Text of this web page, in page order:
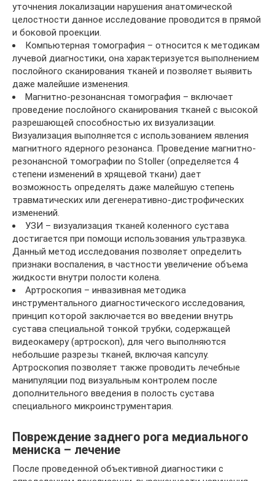
уточнения локализации нарушения анатомической
целостности данное исследование проводится в прямой
и боковой проекции.
Компьютерная томография – относится к методикам
лучевой диагностики, она характеризуется выполнением
послойного сканирования тканей и позволяет выявить
даже малейшие изменения.
Магнитно-резонансная томография – включает
проведение послойного сканирования тканей с высокой
разрешающей способностью их визуализации.
Визуализация выполняется с использованием явления
магнитного ядерного резонанса. Проведение магнитно-
резонансной томографии по Stoller (определяется 4
степени изменений в хрящевой ткани) дает
возможность определять даже малейшую степень
травматических или дегенеративно-дистрофических
изменений.
УЗИ – визуализация тканей коленного сустава
достигается при помощи использования ультразвука.
Данный метод исследования позволяет определить
признаки воспаления, в частности увеличение объема
жидкости внутри полости колена.
Артроскопия – инвазивная методика
инструментального диагностического исследования,
принцип которой заключается во введении внутрь
сустава специальной тонкой трубки, содержащей
видеокамеру (артроскоп), для чего выполняются
небольшие разрезы тканей, включая капсулу.
Артроскопия позволяет также проводить лечебные
манипуляции под визуальным контролем после
дополнительного введения в полость сустава
специального микроинструментария.
Повреждение заднего рога медиального
мениска – лечение
После проведенной объективной диагностики с